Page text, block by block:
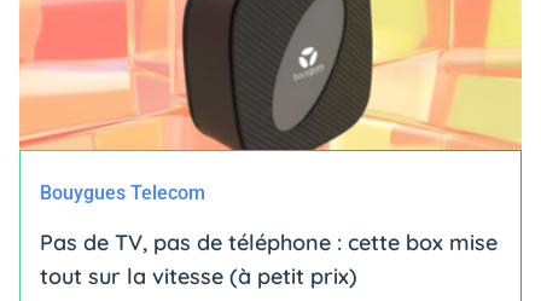
Bouygues Telecom
Pas de TV, pas de téléphone : cette box mise
tout sur la vitesse (à petit prix)